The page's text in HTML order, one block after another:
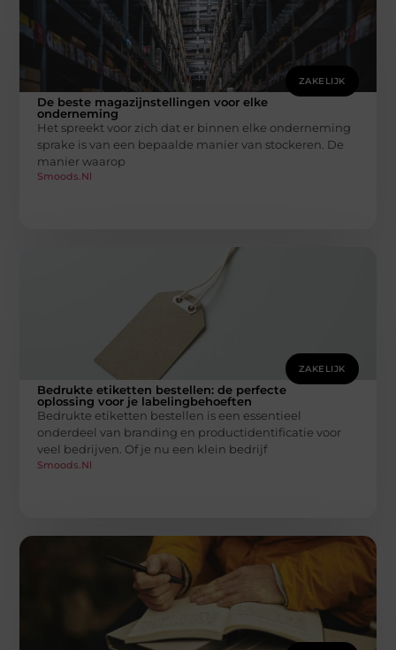
ZAKELIJK
De beste magazijnstellingen voor elke
onderneming
Het spreekt voor zich dat er binnen elke onderneming
sprake is van een bepaalde manier van stockeren. De
manier waarop
Smoods.nl
ZAKELIJK
Bedrukte etiketten bestellen: de perfecte
oplossing voor je labelingbehoeften
Bedrukte etiketten bestellen is een essentieel
onderdeel van branding en productidentificatie voor
veel bedrijven. Of je nu een klein bedrijf
Smoods.nl